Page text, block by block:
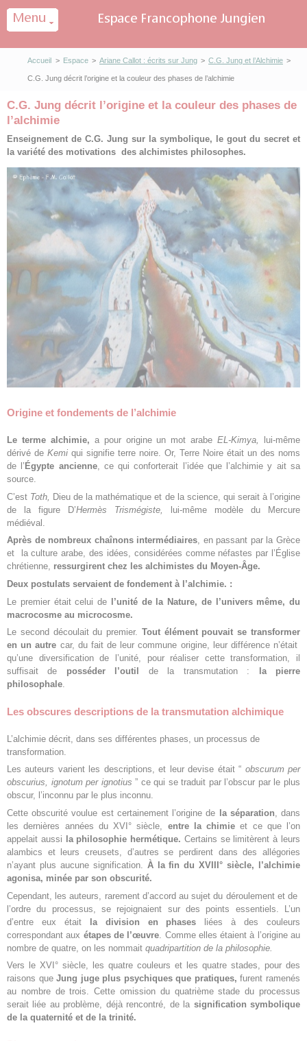
Accueil > Espace > Ariane Callot : écrits sur Jung > C.G. Jung et l’Alchimie >
C.G. Jung décrit l’origine et la couleur des phases de l’alchimie
C.G. Jung décrit l’origine et la couleur des phases de
l’alchimie
Enseignement de C.G. Jung sur la symbolique, le gout du secret et
la variété des motivations des alchimistes philosophes.
Origine et fondements de l’alchimie
Le terme alchimie, a pour origine un mot arabe EL-Kimya,
lui-même
dérivé de Kemi qui signifie terre noire. Or, Terre Noire était un des noms
de l’ Égypte ancienne, ce qui conforterait l’idée que l’alchimie y ait sa
source.
C’est Toth, Dieu de la mathématique et de la science, qui serait à l’origine
de la figure D’Hermès Trismégiste,
lui-même modèle du Mercure
médiéval.
Après de nombreux chaînons intermédiaires, en passant par la Grèce
et la culture arabe, des idées, considérées comme néfastes par l’Église
chrétienne, ressurgirent chez les alchimistes du Moyen-Âge.
Deux postulats servaient de fondement à l’alchimie. :
Le premier était celui de l’unité de la Nature, de l’univers même, du
macrocosme au microcosme.
Le second découlait du premier. Tout élément pouvait se transformer
en un autre car, du fait de leur commune origine, leur différence n’était
qu’une diversification de l’unité, pour réaliser cette transformation, il
suffisait de posséder l’outil de la transmutation :
la pierre
philosophale.
Les obscures descriptions de la transmutation alchimique
L’alchimie décrit, dans ses différentes phases, un processus de
transformation.
Les auteurs varient les descriptions, et leur devise était “ obscurum per
obscurius, ignotum per ignotius ” ce qui se traduit par l’obscur par le plus
obscur, l’inconnu par le plus inconnu.
Cette obscurité voulue est certainement l’origine de
la séparation , dans
les dernières années du XVI° siècle, entre la chimieet ce que l’on
appelait aussi la philosophie hermétique. Certains se limitèrent à leurs
alambics et leurs creusets, d’autres se perdirent dans des allégories
n’ayant plus aucune signification. À la fin du XVIII° siècle, l’alchimie
agonisa, minée par son obscurité.
Cependant, les auteurs, rarement d’accord au sujet du déroulement et de
l’ordre du processus, se rejoignaient sur des points essentiels. L’un
d’entre eux étaitla division en phases liées à des couleurs
correspondant aux étapes de l’œuvre . Comme elles étaient à l’origine au
nombre de quatre, on les nommait quadripartition de la philosophie.
Vers le XVI° siècle, les quatre couleurs et les quatre stades, pour des
raisons queJung juge plus psychiques que pratiques, furent ramenés
au nombre de trois. Cette omission du quatrième stade du processus
serait liée au problème, déjà rencontré, de la signification symbolique
de la quaternité et de la trinité.
Panneau de gestion des cookies